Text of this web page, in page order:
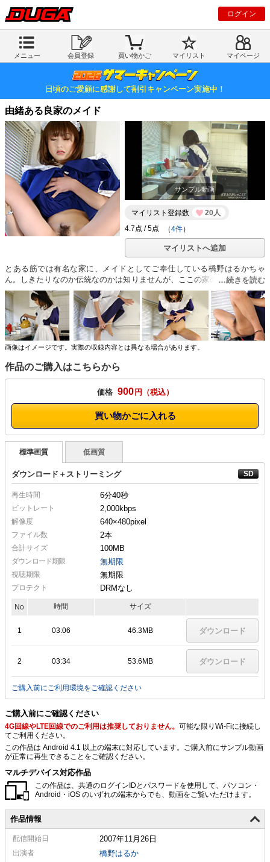
ログイン
メニュー 会員登録 買い物かご マイリスト マイページ
日頃のご愛顧に感謝して割引キャンペーン実施中！
由緒ある良家のメイド
サンプル動画
マイリスト登録数
20人
（4件）
マイリストへ追加
とある筋では有名な家に、メイドとしてご奉仕している橋野はるかちゃ
ん。しきたりなのか伝統なのかは知りませんが、ここの家の人はメイドの
おしっこを常に飲用しているため、いつでもおしっこが出せる状態じゃな
いといけないのです。出したくないときに出してしまうので、掃除中にお
もらしとかもよくやってしまうそうですよ。
画像はイメージです。実際の収録内容とは異なる場合があります。
作品のご購入はこちらから
価格 900円
買い物かごに入れる
標準画質 低画質
ダウンロード＋ストリーミング
再生時間 6分40秒
ビットレート 2,000kbps
解像度 640×480pixel
ファイル数 2本
合計サイズ 100MB
ダウンロード期限 無期限
視聴期限 無期限
プロテクト DRMなし
No 時間 サイズ
1 03:06 46.3MB ダウンロード
2 03:34 53.6MB ダウンロード
ご購入前にご利用環境をご確認ください
ご購入前にご確認ください
4G回線やLTE回線でのご利用は推奨しておりません。 可能な限りWi-Fiに接続し
てご利用ください。
この作品は Android 4.1 以上の端末に対応しています。ご購入前にサンプル動画
が正常に再生できることをご確認ください。
マルチデバイス対応作品
この作品は、共通のログインIDとパスワードを使用して、パソコン・
Android・iOS のいずれの端末からでも、動画をご覧いただけます。
作品情報
配信開始日 2007年11月26日
出演者 橋野はるか